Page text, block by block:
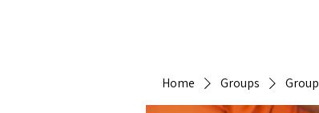
Home Groups Group